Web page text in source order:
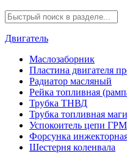
Двигатель
Маслозаборник
Пластина двигателя
Радиатор масляный
Рейка топливная
Трубка ТНВД
Трубка топливная
Успокоитель цепи ГРМ
Форсунка
Шестерня коленвала